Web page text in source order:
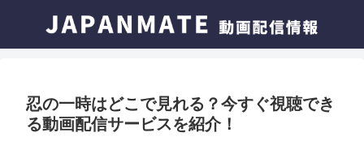
忍の一時はどこで見れる？今すぐ視聴でき
る動画配信サービスを紹介！